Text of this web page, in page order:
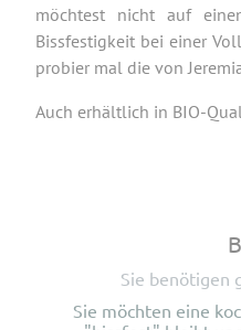
möchtest nicht auf
Bissfestigkeit bei einer
probier mal die von
Auch erhältlich in BIO-
Sie benötigen
Sie möchten eine